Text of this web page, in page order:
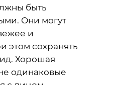
быть
Они могут
и
этом сохранять
Хорошая
одинаковые